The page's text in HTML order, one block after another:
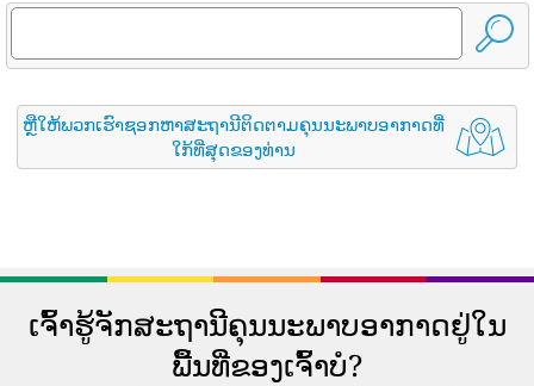
ຫຼືໃຫ້ພວກເຮົາຊອກຫາສະຖານີຕິດຕາມຄຸນນະພາບອາກາດທີ່
ໃກ້ທີ່ສຸດຂອງທ່ານ
ເຈົ້າຮູ້ຈັກສະຖານີຄຸນນະພາບອາກາດຢູ່ໃນ
ພື້ນທີ່ຂອງເຈົ້າບໍ?